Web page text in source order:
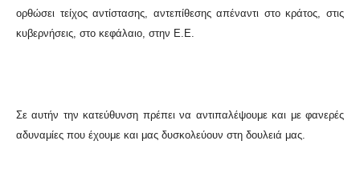
ορθώσει τείχος αντίστασης, αντεπίθεσης απέναντι στο κράτος, στις
κυβερνήσεις, στο κεφάλαιο, στην Ε.Ε.
Σε αυτήν την κατεύθυνση πρέπει να αντιπαλέψουμε και με φανερές
αδυναμίες που έχουμε και μας δυσκολεύουν στη δουλειά μας.